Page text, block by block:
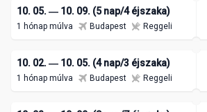
10. 05. ― 10. 09. (5 nap/4 éjszaka)
1 hónap múlva Budapest Reggeli
10. 02. ― 10. 05. (4 nap/3 éjszaka)
1 hónap múlva Budapest Reggeli